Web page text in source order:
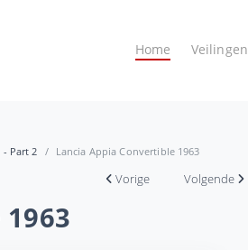
Home Veilingen
- Part 2 Lancia Appia Convertible 1963
Vorige Volgende